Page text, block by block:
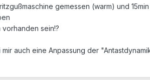
gemessen (warm) und
sein!?
auch eine Anpassung der